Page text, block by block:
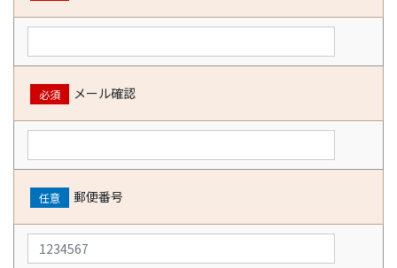
必須 メール確認
任意 郵便番号